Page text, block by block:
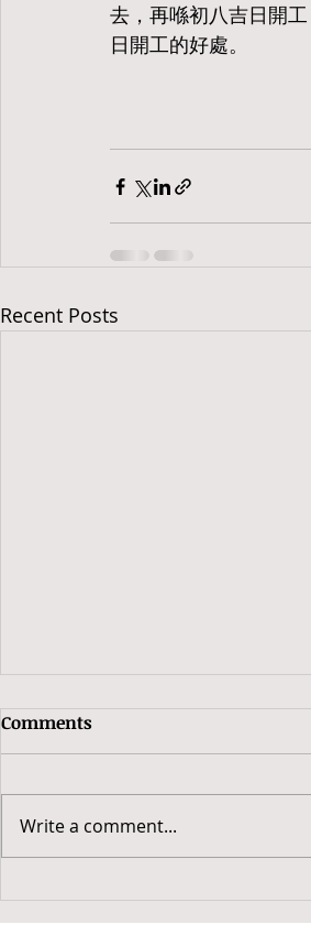
去，再喺初八吉日開
日開工的好處。
Recent Posts
2019 豬年開工吉日
Comments
Write a comment...